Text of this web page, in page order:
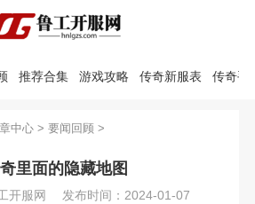
推荐合集 游戏攻略 传奇新服表 传奇手
中心> 要闻回顾 >
里面的隐藏地图
开服网 发布时间：2024-01-07